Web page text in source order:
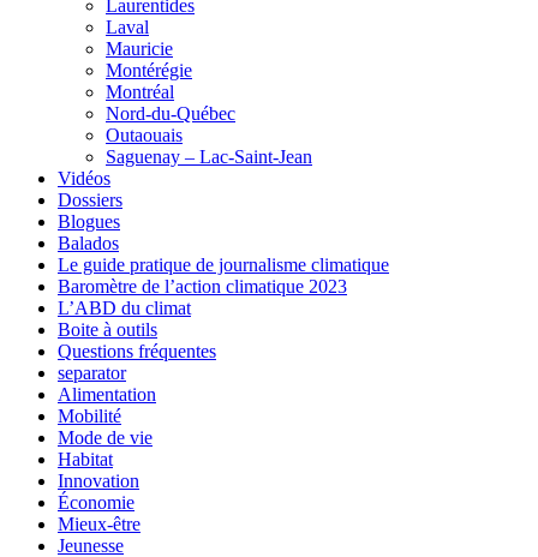
Laurentides
Laval
Mauricie
Montérégie
Montréal
Nord-du-Québec
Outaouais
Saguenay – Lac-Saint-Jean
Vidéos
Dossiers
Blogues
Balados
Le guide pratique de journalisme climatique
Baromètre de l’action climatique 2023
L’ABD du climat
Boite à outils
Questions fréquentes
separator
Alimentation
Mobilité
Mode de vie
Habitat
Innovation
Économie
Mieux-être
Jeunesse